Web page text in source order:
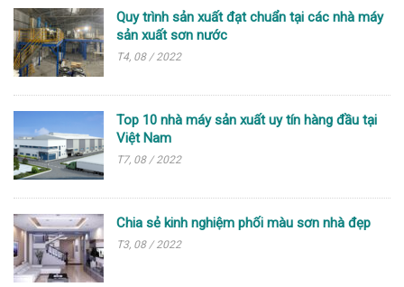
Quy trình sản xuất đạt chuẩn tại các nhà máy
sản xuất sơn nước
T4, 08 / 2022
Top 10 nhà máy sản xuất uy tín hàng đầu tại
Việt Nam
T7, 08 / 2022
Chia sẻ kinh nghiệm phối màu sơn nhà đẹp
T3, 08 / 2022